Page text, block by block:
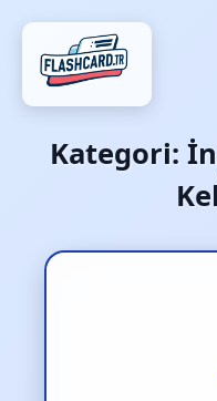
Kategori: